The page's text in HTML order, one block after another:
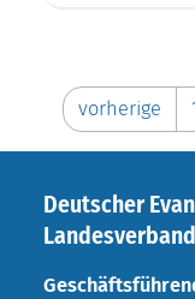
vorherige
Deutscher